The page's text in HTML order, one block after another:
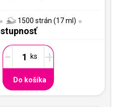
1500 strán (17 ml)
- +
Do košíka